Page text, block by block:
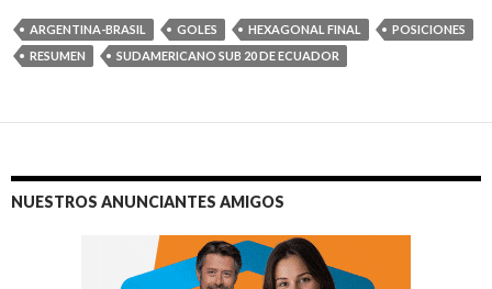
ARGENTINA-BRASIL GOLES HEXAGONAL FINAL
POSICIONES
RESUMEN
SUDAMERICANO SUB 20 DE ECUADOR
NUESTROS ANUNCIANTES AMIGOS